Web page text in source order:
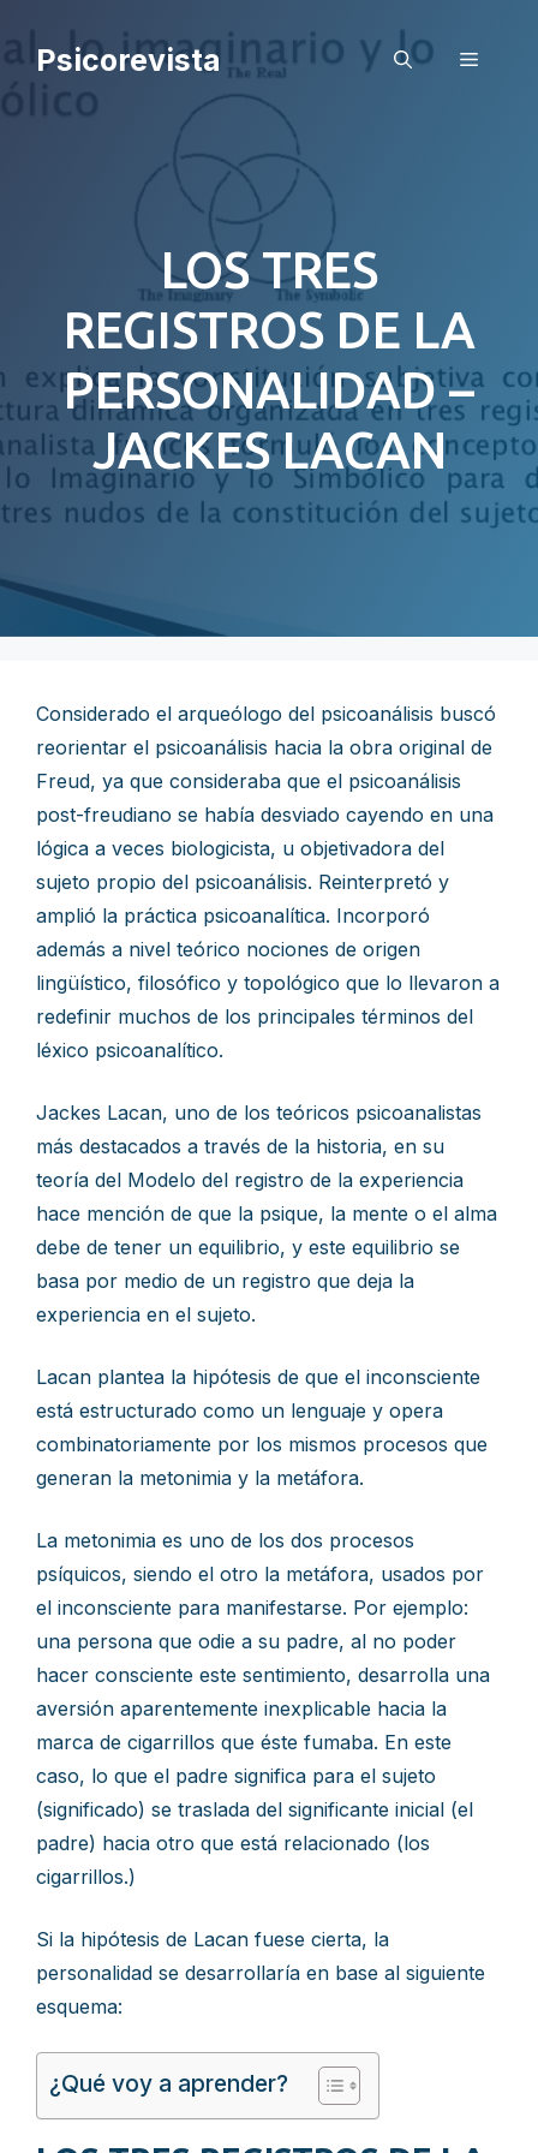
Psicorevista Menú
LOS TRES
REGISTROS DE LA
PERSONALIDAD –
JACKES LACAN
Considerado el arqueólogo del psicoanálisis buscó
reorientar el psicoanálisis hacia la obra original de
Freud, ya que consideraba que el psicoanálisis
post-freudiano se había desviado cayendo en una
lógica a veces biologicista, u objetivadora del
sujeto propio del psicoanálisis. Reinterpretó y
amplió la práctica psicoanalítica. Incorporó
además a nivel teórico nociones de origen
lingüístico, filosófico y topológico que lo llevaron a
redefinir muchos de los principales términos del
léxico psicoanalítico.
Jackes Lacan, uno de los teóricos psicoanalistas
más destacados a través de la historia, en su
teoría del Modelo del registro de la experiencia
hace mención de que la psique, la mente o el alma
debe de tener un equilibrio, y este equilibrio se
basa por medio de un registro que deja la
experiencia en el sujeto.
Lacan plantea la hipótesis de que el inconsciente
está estructurado como un lenguaje y opera
combinatoriamente por los mismos procesos que
generan la metonimia y la metáfora.
La metonimia es uno de los dos procesos
psíquicos, siendo el otro la metáfora, usados por
el inconsciente para manifestarse. Por ejemplo:
una persona que odie a su padre, al no poder
hacer consciente este sentimiento, desarrolla una
aversión aparentemente inexplicable hacia la
marca de cigarrillos que éste fumaba. En este
caso, lo que el padre significa para el sujeto
(significado) se traslada del significante inicial (el
padre) hacia otro que está relacionado (los
cigarrillos.)
Si la hipótesis de Lacan fuese cierta, la
personalidad se desarrollaría en base al siguiente
esquema:
¿Qué voy a aprender?